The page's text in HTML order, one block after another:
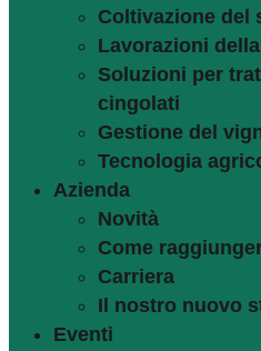
Coltivazione del
Lavorazioni
Soluzioni per
cingolati
Gestione del
Tecnologia
Azienda
Novità
Come
Carriera
Il nostro nuovo
Eventi